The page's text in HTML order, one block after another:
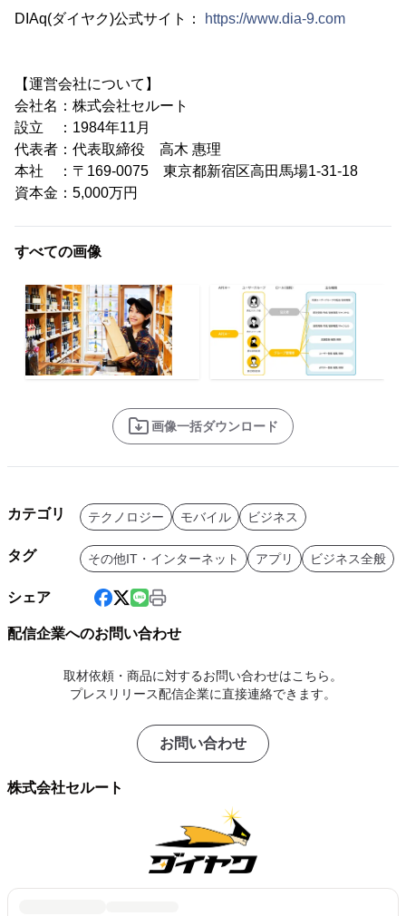
DIAq(ダイヤク)公式サイト： https://www.dia-9.com
【運営会社について】
会社名：株式会社セルート
設立 ：1984年11月
代表者：代表取締役 高木 惠理
本社 ：〒169-0075 東京都新宿区高田馬場1-31-18
資本金：5,000万円
すべての画像
画像一括ダウンロード
カテゴリ テクノロジー モバイル ビジネス
タグ その他IT・インターネット アプリ ビジネス全般
シェア
配信企業へのお問い合わせ
取材依頼・商品に対するお問い合わせはこちら。
プレスリリース配信企業に直接連絡できます。
お問い合わせ
株式会社セルート